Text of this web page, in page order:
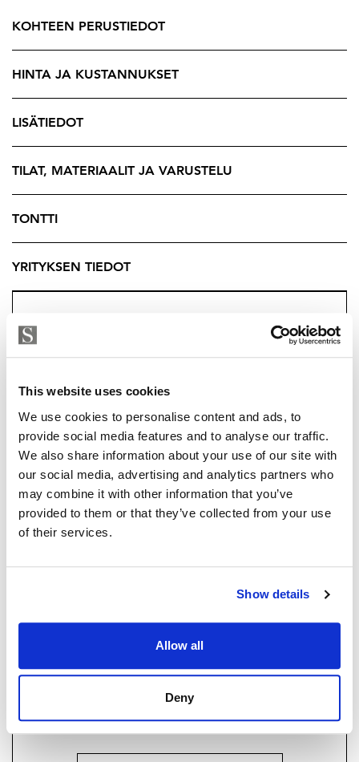
This website uses cookies
We use cookies to personalise content and ads, to
provide social media features and to analyse our traffic.
We also share information about your use of our site with
our social media, advertising and analytics partners who
may combine it with other information that you’ve
provided to them or that they’ve collected from your use
of their services.
Show details
Allow all
Deny
TUUKKA HAKKARAINEN
tuukka.hakkarainen@strand.fi
Strand Properties Brand Partner,
Ylempi kiinteistönvälittäjä YKV, LKV
Haluatko lisätietoja?
terassilta aukeaa upeat järvimaisemat.
Tämän 4000 m²:n tontin kruunaa oma ranta, joka
uimiseen, kalastukseen tai vain rauhallisten vesien
parhaimmillaan. Kaava mahdollistaa 80m2
päärakennuksen lisäksi 60m2 talousrakennuksia.
Kiinteistölle tulee sähköliittymä. Aivan tontin rajalla
sijaitsee vesiosuuskunnan vesi- ja viemäriliittymät.
Tämä lomakohde tarjoaa täydellisen pakopaikan arjen
kiireistä, tarjoten samalla kaikki modernit mukavuudet
keskellä kaunista suomalaista luontoa.
Kysy lisätietoja välittäjältä.
Tuukka Hakkarainen
Ylempi Kiinteistönvälittäjä, YKV LKV
Strand Properties Brand Partner
040 174 3010 – tuukka.hakkarainen@strand.fi
KOHTEEN PERUSTIEDOT
HINTA JA KUSTANNUKSET
LISÄTIEDOT
TILAT, MATERIAALIT JA VARUSTELU
TONTTI
YRITYKSEN TIEDOT